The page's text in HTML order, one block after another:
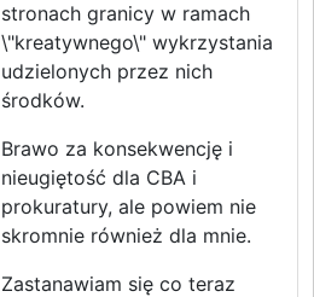
stronach granicy w ramach
\"kreatywnego\" wykrzystania
udzielonych przez nich
środków.
Brawo za konsekwencję i
nieugiętość dla CBA i
prokuratury, ale powiem nie
skromnie również dla mnie.
Zastanawiam się co teraz